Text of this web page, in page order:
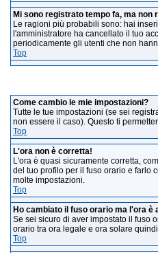
Mi sono registrato tempo fa, ma non
Le ragioni più probabili sono: hai
l'amministratore ha cancellato il tuo
periodicamente gli utenti che non
Top
Come cambio le mie impostazioni?
Tutte le tue impostazioni (se sei
non essere il caso). Questo ti
Top
L'ora non è corretta!
L'ora è quasi sicuramente corretta,
del tuo profilo per il fuso orario e farlo
molte impostazioni.
Top
Ho cambiato il fuso orario ma l'ora è
Se sei sicuro di aver impostato il fuso
orario tra ora legale e ora solare
Top